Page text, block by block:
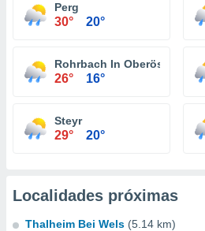
Perg
30° 20°
Rohrbach In Oberösterreich
26° 16°
Steyr
29° 20°
Localidades próximas
Thalheim Bei Wels (5.14 km)